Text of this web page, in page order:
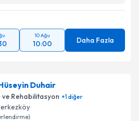
10 Ağu
10:00 Daha Fazla
Duhair
ve Rehabilitasyon +1diğer